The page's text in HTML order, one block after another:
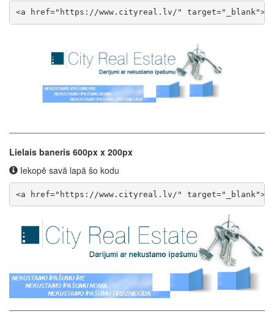
<a href="https://www.cityreal.lv/"
Lielais baneris 600px x 200px
Iekopē savā lapā šo kodu
<a href="https://www.cityreal.lv/"